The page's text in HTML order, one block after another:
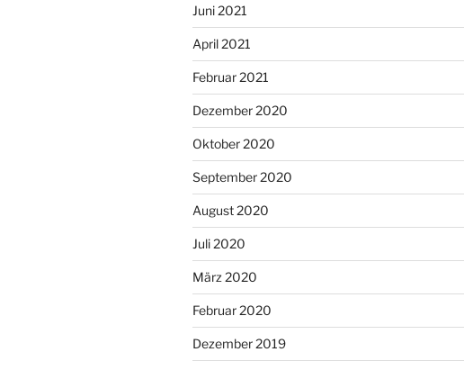
Juni 2021
April 2021
Februar 2021
Dezember 2020
Oktober 2020
September 2020
August 2020
Juli 2020
März 2020
Februar 2020
Dezember 2019